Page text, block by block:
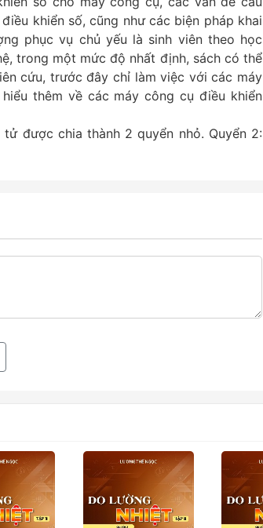
khiển số, cũng như các biện pháp khai
phục vụ chủ yếu là sinh viên theo học
trong một mức độ nhất định, sách có thể
cứu, trước đây chỉ làm việc với các máy
thêm về các máy công cụ điều khiển
được chia thành 2 quyển nhỏ. Quyển 2: